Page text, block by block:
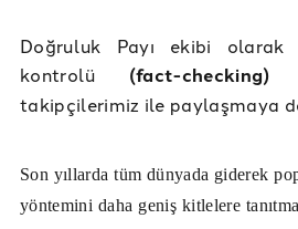
Doğruluk Payı ekibi olarak
kontrolü (fact-checking)
takipçilerimiz ile paylaşmaya
Son yıllarda tüm dünyada giderek
yöntemini daha geniş kitlelere